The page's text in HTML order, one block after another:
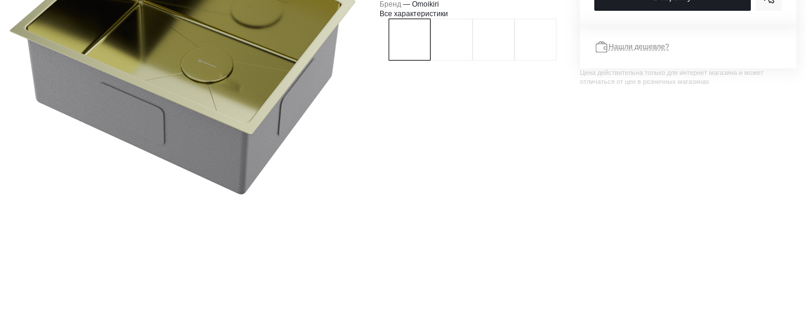
Бренд —Omoikiri
Все характеристики
Нашли дешевле?
Цена действительна только для интернет магазина и может
отличаться от цен в розничных магазинах